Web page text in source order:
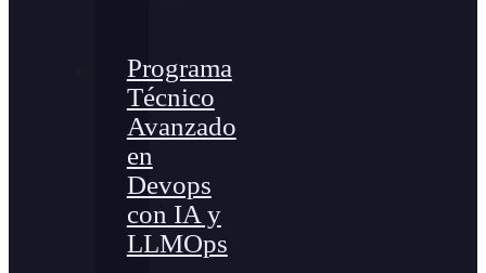
Programa
Técnico
Avanzado
en
Devops
con IA y
LLMOps